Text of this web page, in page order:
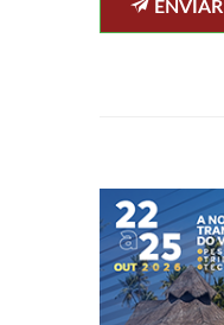
ENVIAR